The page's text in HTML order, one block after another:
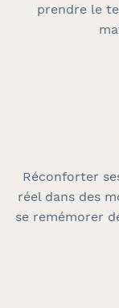
prendre le
Réconforter
réel dans des
se remémorer